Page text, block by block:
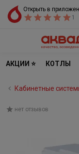
Открыть в
1
АКЦИИ ⭐ КОТЛЫ
Кабинетные
нет отзывов